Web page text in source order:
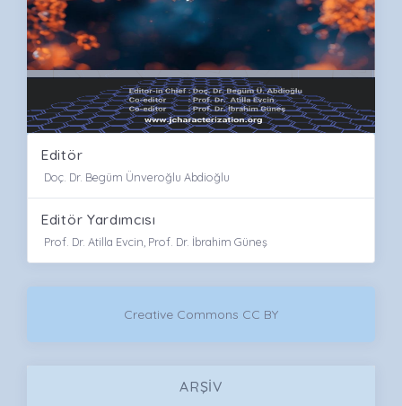
Editör
Doç. Dr. Begüm Ünveroğlu Abdioğlu
Editör Yardımcısı
Prof. Dr. Atilla Evcin, Prof. Dr. İbrahim Güneş
Creative Commons CC BY
ARŞIV